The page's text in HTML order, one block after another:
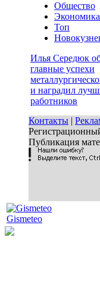
Общество
Экономика
Топ
Илья Середюк
главные успехи
и наградил
работников
Контакты |
Публикация
Gismeteo